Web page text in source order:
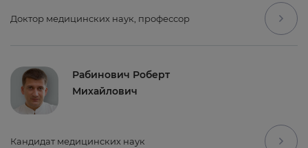
Доктор медицинских наук, профессор
Рабинович Роберт
Михайлович
Кандидат медицинских наук